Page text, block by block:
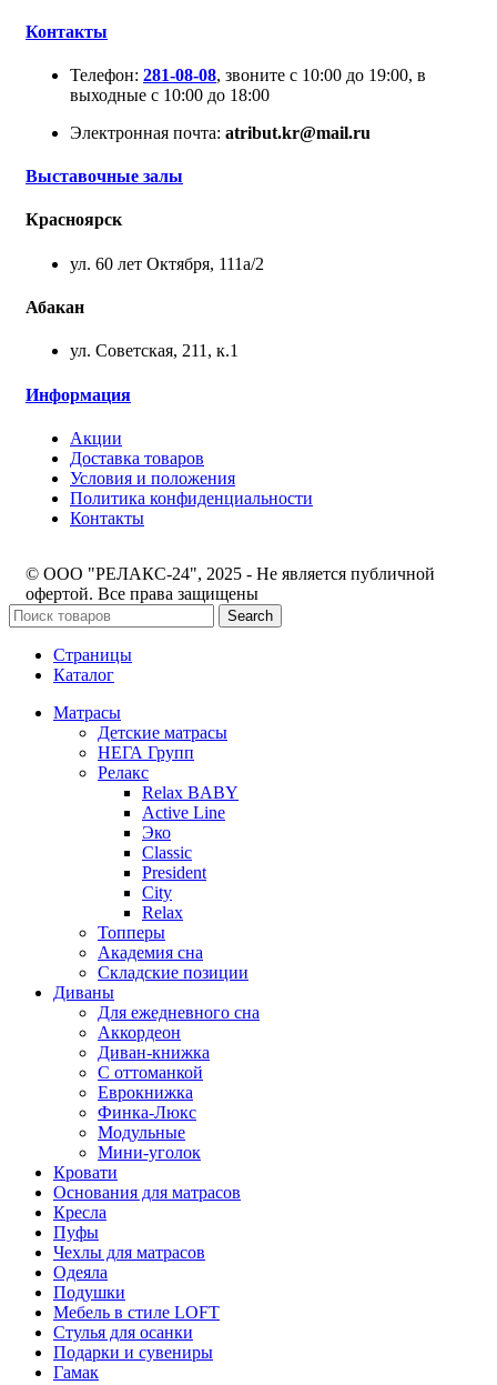
Контакты
Телефон: 281-08-08, звоните с 10:00 до 19:00, в
выходные с 10:00 до 18:00
Электронная почта: atribut.kr@mail.ru
Выставочные залы
Красноярск
ул. 60 лет Октября, 111а/2
Абакан
ул. Советская, 211, к.1
Информация
Акции
Доставка товаров
Условия и положения
Политика конфиденциальности
Контакты
© ООО "РЕЛАКС-24", 2025 - Не является публичной
офертой. Все права защищены
Search
Страницы
Каталог
Матрасы
Детские матрасы
НЕГА Групп
Релакс
Relax BABY
Active Line
Эко
Classic
President
City
Relax
Топперы
Академия сна
Складские позиции
Диваны
Для ежедневного сна
Аккордеон
Диван-книжка
С оттоманкой
Еврокнижка
Финка-Люкс
Модульные
Мини-уголок
Кровати
Основания для матрасов
Кресла
Пуфы
Чехлы для матрасов
Одеяла
Подушки
Мебель в стиле LOFT
Стулья для осанки
Подарки и сувениры
Гамак